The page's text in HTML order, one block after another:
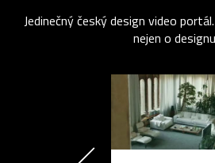
Jedinečný český design video
nejen o